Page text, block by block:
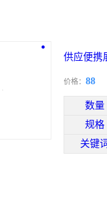
供应便携
价格： 88
数量
规格
关键词